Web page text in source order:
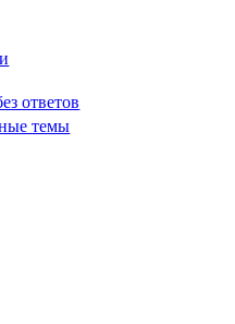
ответов
темы